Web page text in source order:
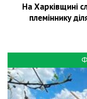
На Харківщині
племіннику